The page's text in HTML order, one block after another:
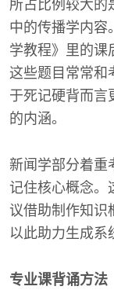
所占比例较大的
中的传播学内容
学教程》里的课
这些题目常常和
于死记硬背而言
的内涵。
新闻学部分着重
记住核心概念。
议借助制作知识
以此助力生成系
专业课背诵方法